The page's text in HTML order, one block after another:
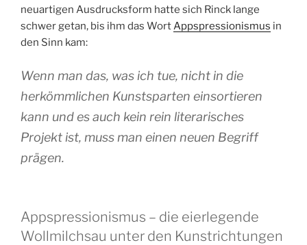
neuartigen Ausdrucksform hatte sich Rinck lange
schwer getan, bis ihm das Wort Appspressionismus in
den Sinn kam:
Wenn man das, was ich tue, nicht in die
herkömmlichen Kunstsparten einsortieren
kann und es auch kein rein literarisches
Projekt ist, muss man einen neuen Begriff
prägen.
Appspressionismus – die eierlegende
Wollmilchsau unter den Kunstrichtungen